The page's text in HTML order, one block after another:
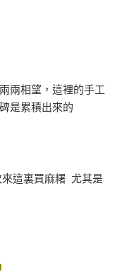
兩相望，這裡的手工
是累積出來的
這裏買麻糬 尤其是